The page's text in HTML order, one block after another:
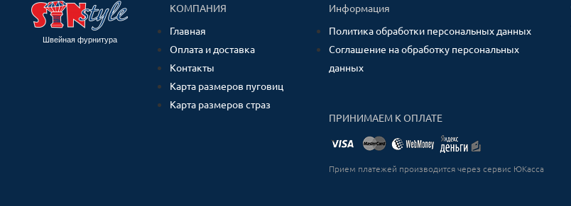
Швейная фурнитура
КОМПАНИЯ
Главная
Оплата и доставка
Контакты
Карта размеров пуговиц
Карта размеров страз
Информация
Политика обработки персональных данных
Соглашение на обработку персональных
данных
ПРИНИМАЕМ К ОПЛАТЕ
Прием платежей производится через сервис ЮКасса